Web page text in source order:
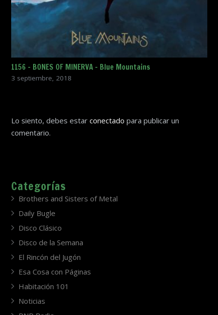
1156 – BONES OF MINERVA – Blue Mountains
3 septiembre, 2018
Lo siento, debes estar conectado para publicar un
comentario.
Categorías
Brothers and Sisters of Metal
Daily Bugle
Disco Clásico
Disco de la Semana
El Rincón del Jugón
Esa Cosa con Páginas
Habitación 101
Noticias